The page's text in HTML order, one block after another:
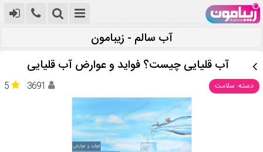
آب سالم - زیبامون
آب قلیایی چیست؟ فواید و عوارض آب قلیایی
دسته: سلامت 5 3691